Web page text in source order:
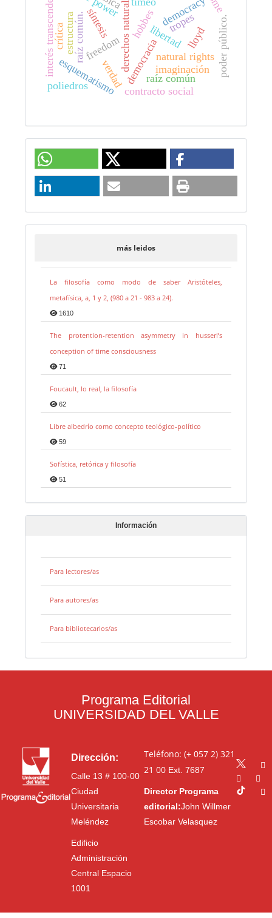
democracy
democracia
freedomderechos naturales hobbeslibertad
natural rights poder público.
imaginación
raíz común.síntesis
esquematismo raíz común
interés transcendental lloyd
contracto social
poliedros
tropes
estructura
verdad
crítica
más leidos
La filosofía como modo de saber Aristóteles,
metafísica, a, 1 y 2, (980 a 21 - 983 a 24).
1610
The protention-retention asymmetry in husserl’s
conception of time consciousness
71
Foucault, lo real, la filosofía
62
Libre albedrío como concepto teológico-político
59
Sofística, retórica y filosofía
51
Información
Para lectores/as
Para autores/as
Para bibliotecarios/as
Programa Editorial
UNIVERSIDAD DEL VALLE
Dirección:
Calle 13 # 100-00
Ciudad
Universitaria
Meléndez
Edificio
Administración
Central Espacio
1001
Teléfono: (+ 057 2) 321
21 00Ext. 7687
Director Programa
editorial:John Willmer
Escobar Velasquez